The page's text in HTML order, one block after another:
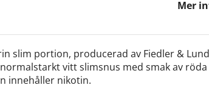
Mer
slim portion, producerad av Fiedler &
vitt slimsnus med smak av
innehåller nikotin.